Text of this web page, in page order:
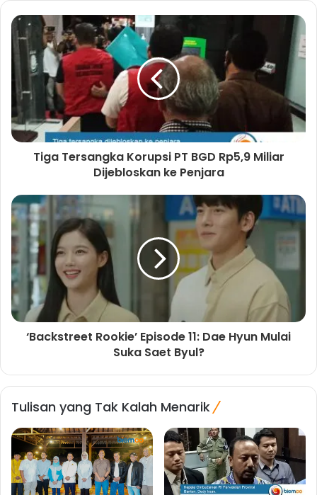
s
e
Tiga Tersangka Korupsi PT BGD Rp5,9 Miliar
Dijebloskan ke Penjara
‘Backstreet Rookie’ Episode 11: Dae Hyun Mulai
Suka Saet Byul?
Tulisan yang Tak Kalah Menarik